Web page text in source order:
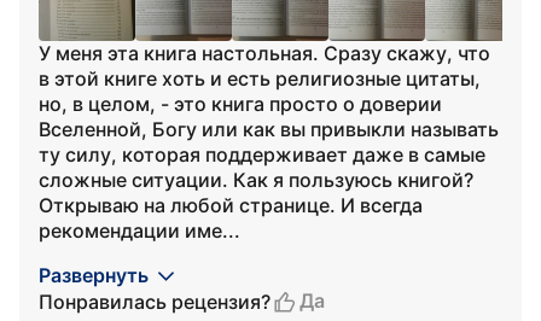
У меня эта книга настольная. Сразу скажу, что
в этой книге хоть и есть религиозные цитаты,
но, в целом, - это книга просто о доверии
Вселенной, Богу или как вы привыкли называть
ту силу, которая поддерживает даже в самые
сложные ситуации. Как я пользуюсь книгой?
Открываю на любой странице. И всегда
рекомендации име...
Развернуть
Понравилась рецензия?
Да